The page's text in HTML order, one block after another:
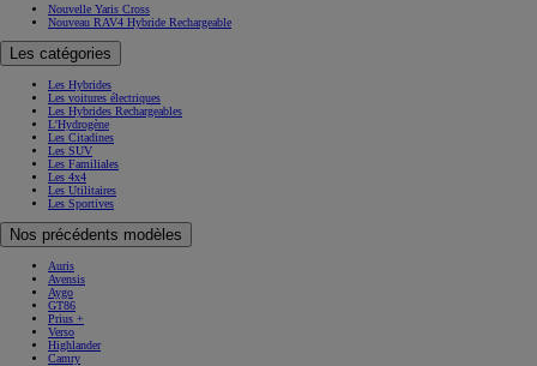
Nouvelle Yaris Cross
Nouveau RAV4 Hybride Rechargeable
Les catégories
Les Hybrides
Les voitures électriques
Les Hybrides Rechargeables
L'Hydrogène
Les Citadines
Les SUV
Les Familiales
Les 4x4
Les Utilitaires
Les Sportives
Nos précédents modèles
Auris
Avensis
Aygo
GT86
Prius +
Verso
Highlander
Camry